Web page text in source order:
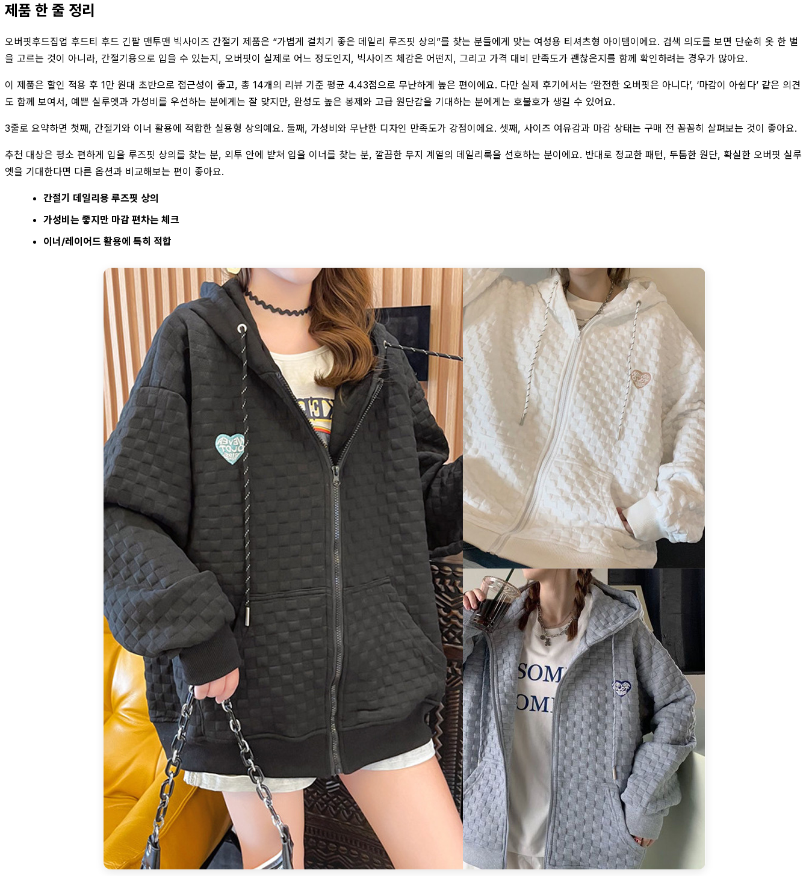
제품 한 줄 정리
오버핏후드집업 후드티 후드 긴팔 맨투맨 빅사이즈 간절기 제품은 “가볍게 걸치기 좋은 데일리 루즈핏 상의”를 찾는 분들에게 맞는 여성용 티셔츠형 아이템이에요. 검색 의도를 보면 단순히 옷 한 벌
을 고르는 것이 아니라, 간절기용으로 입을 수 있는지, 오버핏이 실제로 어느 정도인지, 빅사이즈 체감은 어떤지, 그리고 가격 대비 만족도가 괜찮은지를 함께 확인하려는 경우가 많아요.
이 제품은 할인 적용 후 1만 원대 초반으로 접근성이 좋고, 총 14개의 리뷰 기준 평균 4.43점으로 무난하게 높은 편이에요. 다만 실제 후기에서는 ‘완전한 오버핏은 아니다’, ‘마감이 아쉽다’ 같은 의견
도 함께 보여서, 예쁜 실루엣과 가성비를 우선하는 분에게는 잘 맞지만, 완성도 높은 봉제와 고급 원단감을 기대하는 분에게는 호불호가 생길 수 있어요.
3줄로 요약하면 첫째, 간절기와 이너 활용에 적합한 실용형 상의예요. 둘째, 가성비와 무난한 디자인 만족도가 강점이에요. 셋째, 사이즈 여유감과 마감 상태는 구매 전 꼼꼼히 살펴보는 것이 좋아요.
추천 대상은 평소 편하게 입을 루즈핏 상의를 찾는 분, 외투 안에 받쳐 입을 이너를 찾는 분, 깔끔한 무지 계열의 데일리룩을 선호하는 분이에요. 반대로 정교한 패턴, 두툼한 원단, 확실한 오버핏 실루
엣을 기대한다면 다른 옵션과 비교해보는 편이 좋아요.
간절기 데일리용 루즈핏 상의
가성비는 좋지만 마감 편차는 체크
이너/레이어드 활용에 특히 적합